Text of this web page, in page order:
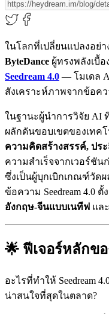
ในโลกที่เปลี่ยนแปลงอย่า
ByteDance ผู้ทรงพลังเบื้อ
Seedream 4.0 — โมเดล
สังเคราะห์ภาพจากข้อค
ในฐานะผู้นำการวิจัย AI
ผลักดันขอบเขตของเทค
ความคิดสร้างสรรค์, ปร
ความสำเร็จจากเวอร์ชัน
ซึ่งเป็นผู้บุกเบิกเกณฑ์วัด
ข้อความ Seedream 4.0
อังกฤษ-จีนแบบเนทีฟ และ
🌟 ฟีเจอร์หลักขอ
อะไรที่ทำให้ Seedream
น่าสนใจที่สุดในตลาด?